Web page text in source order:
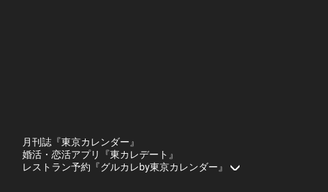
月刊誌『東京カレンダー』
婚活・恋活アプリ『東カレデート』
レストラン予約『グルカレby東京カレンダー』